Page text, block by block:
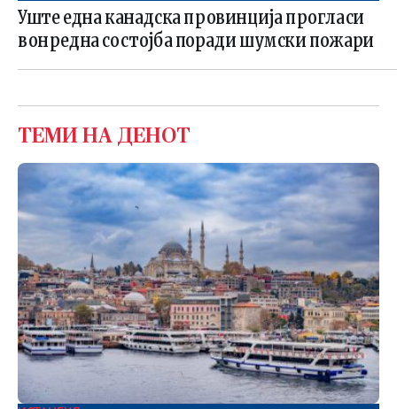
Уште една канадска провинција прогласи
вонредна состојба поради шумски пожари
ТЕМИ НА ДЕНОТ